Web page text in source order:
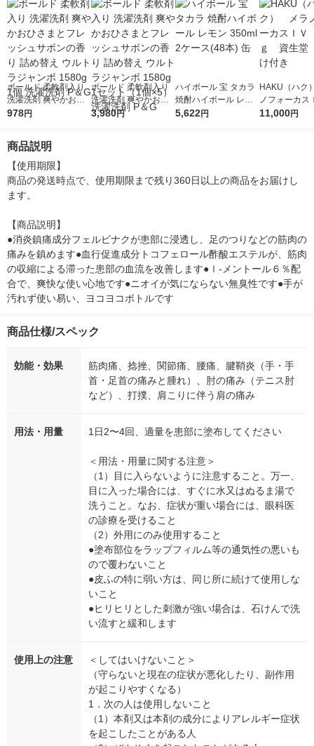
ボールド 柔軟剤入り
洗濯洗剤 爽やかおひ
さまとフレッシュサボ
g 1個 洗濯洗剤 P＆G
978円
ボールド 柔軟剤入り
洗濯洗剤 爽やかおひ
さまとフレッシュサボ
3,980円
ハイボール 宝 タカラ
焼酎ハイボール レモ
ン 350ml 2ケース(48
5,622円
HAKU（ハ
ノフォーカ
5ｇ 資生堂
11,000円
商品説明
【使用期限】
商品の発送時点で、使用期限まで残り360日以上の商品をお届けし
ます。
【商品説明】
●消炎鎮痛成分フェルビナクが患部に浸透し、足のつりなどの筋肉の
痛みを鎮めます●血行促進成分トコフェロール酢酸エステルが、筋肉
の収縮による滞った患部の血流を改善します●ｌ-メントール６％配
合で、爽快な使い心地です●ニオイが気にならない無臭性です●手が
汚れず使い易い、ヨコヨコボトルです
商品仕様/スペック
効能・効果
筋肉痛、捻挫、関節痛、腰痛、腱鞘炎（手・手
首・足首の痛みと腫れ）、肘の痛み（テニス肘
など）、打撲、肩こりに伴う肩の痛み
用法・用量 1日2〜4回、適量を患部に塗布してください
＜用法・用量に関する注意＞
（1）目に入らないように注意すること。万一、
目に入った場合には、すぐに水又はぬるま湯で
洗うこと。なお、症状が重い場合には、眼科医
の診療を受けること
（2）外用にのみ使用すること
●塗布部位をラップフィルム等の通気性の悪いも
ので覆わないこと
●皮ふの特に弱い方は、同じ所に続けて使用しな
いこと
●ヒリヒリとした刺激が強い場合は、石けんで洗
い流すと緩和します
使用上の注意
＜してはいけないこと＞
（守らないと現在の症状が悪化したり、副作用
が起こりやすくなる）
1．次の人は使用しないこと
（1）本剤又は本剤の成分によりアレルギー症状
を起こしたことがある人